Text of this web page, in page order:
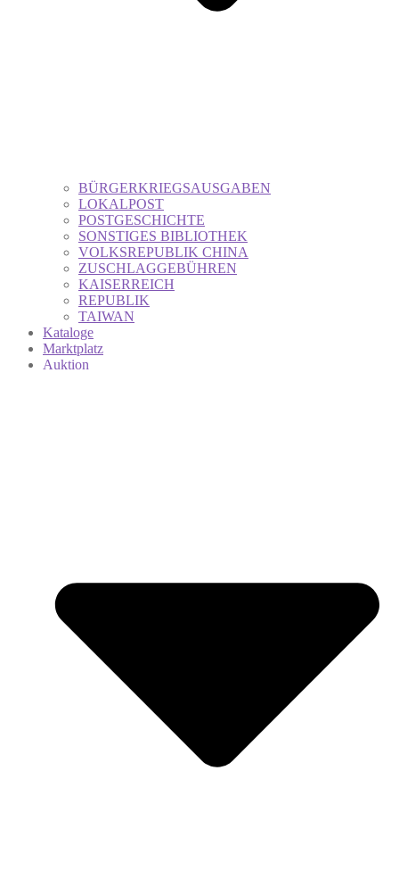
BÜRGERKRIEGSAUSGABEN
LOKALPOST
POSTGESCHICHTE
SONSTIGES BIBLIOTHEK
VOLKSREPUBLIK CHINA
ZUSCHLAGGEBÜHREN
KAISERREICH
REPUBLIK
TAIWAN
Kataloge
Marktplatz
Auktion